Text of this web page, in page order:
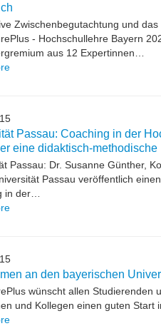
Zwischenbegutachtung und
- Hochschullehre Bayern
aus 12 Expertinnen…
Passau: Coaching in der
eine didaktisch-methodische
Passau: Dr. Susanne Günther,
Passau veröffentlich
in der…
an den bayerischen
wünscht allen Studierenden
und Kollegen einen guten Start